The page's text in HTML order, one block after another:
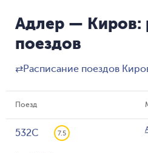
Адлер — Киров:
поездов
⇄Расписание поездов
Поезд
532С 7.5